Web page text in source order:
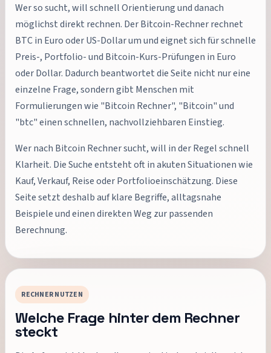
Wer so sucht, will schnell Orientierung und danach
möglichst direkt rechnen. Der Bitcoin-Rechner rechnet
BTC in Euro oder US-Dollar um und eignet sich für schnelle
Preis-, Portfolio- und Bitcoin-Kurs-Prüfungen in Euro
oder Dollar. Dadurch beantwortet die Seite nicht nur eine
einzelne Frage, sondern gibt Menschen mit
Formulierungen wie "Bitcoin Rechner", "Bitcoin" und
"btc" einen schnellen, nachvollziehbaren Einstieg.
Wer nach Bitcoin Rechner sucht, will in der Regel schnell
Klarheit. Die Suche entsteht oft in akuten Situationen wie
Kauf, Verkauf, Reise oder Portfolioeinschätzung. Diese
Seite setzt deshalb auf klare Begriffe, alltagsnahe
Beispiele und einen direkten Weg zur passenden
Berechnung.
RECHNER NUTZEN
Welche Frage hinter dem Rechner
steckt